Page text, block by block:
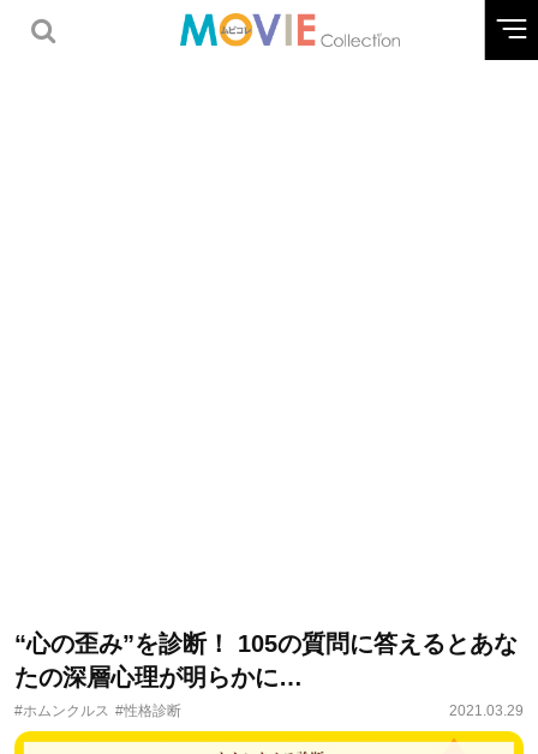
“心の歪み”を診断！ 105の質問に答えるとあな
たの深層心理が明らかに…
#ホムンクルス #性格診断 2021.03.29